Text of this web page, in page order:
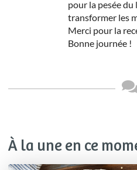
pour la pesée
transformer les
Merci pour la
Bonne journée !
À la une en ce